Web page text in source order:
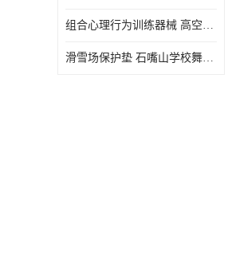
组合心理行为训练器械 高空拓展训练架 守信厂家
滑雪场保护垫 石嘴山学校舞蹈垫